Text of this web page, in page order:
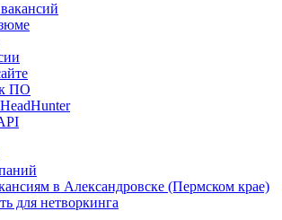
к ПО
в Александровске (Пермском крае)
для нетворкинга